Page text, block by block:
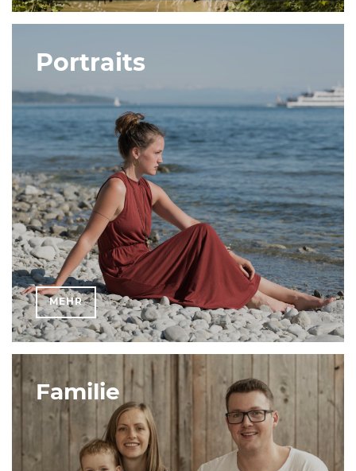
Portraits
MEHR
Familie